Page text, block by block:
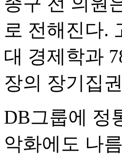
로 전해진다.
대 경제학과
장의 장기집
DB그룹에 정
악화에도 나